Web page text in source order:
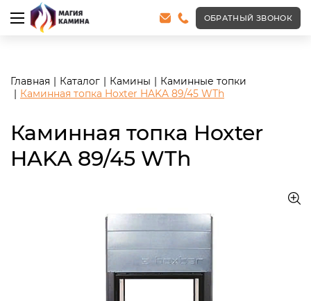
<meta name="robots" content="noindex, follow"/>
ОБРАТНЫЙ ЗВОНОК
Главная Каталог Камины
Каминные топки
Каминная топка Hoxter HAKA 89/45 WTh
Каминная топка Hoxter
HAKA 89/45 WTh